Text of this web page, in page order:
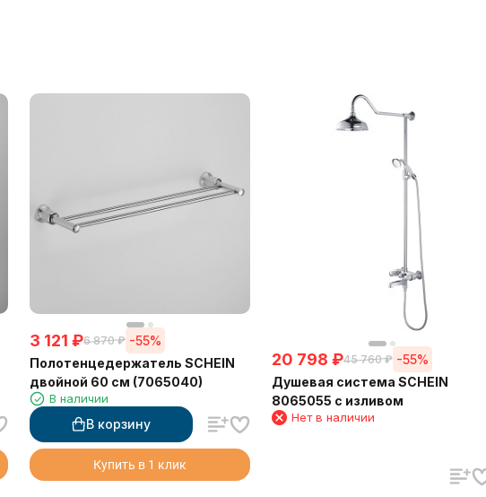
3 121 ₽6 870 ₽ -55%
Полотенцедержатель SCHEIN
двойной 60 см (7065040)
В наличии
В корзину
Купить в 1 клик
20 798 ₽45 760 ₽ -55%
Душевая система SCHEIN
8065055 с изливом
Нет в наличии